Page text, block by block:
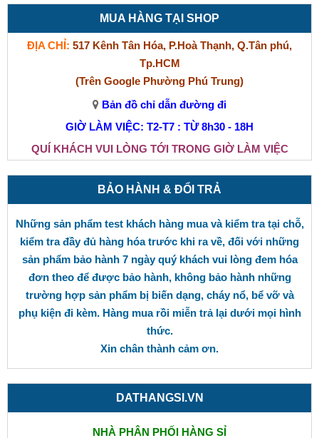
MUA HÀNG TẠI SHOP
ĐỊA CHỈ: 517 Kênh Tân Hóa, P.Hoà Thạnh, Q.Tân phú,
Tp.HCM
(Trên Google Phường Phú Trung)
Bản đồ chỉ dẫn đường đi
GIỜ LÀM VIỆC: T2-T7 : TỪ 8h30 - 18H
QUÍ KHÁCH VUI LÒNG TỚI TRONG GIỜ LÀM VIỆC
BẢO HÀNH & ĐỔI TRẢ
Những sản phẩm test khách hàng mua và kiểm tra tại chỗ,
kiểm tra đầy đủ hàng hóa trước khi ra về, đối với những
sản phẩm bảo hành 7 ngày quý khách vui lòng đem hóa
đơn theo để được bảo hành, không bảo hành những
trường hợp sản phẩm bị biến dạng, cháy nổ, bể vỡ và
phụ kiện đi kèm. Hàng mua rồi miễn trả lại dưới mọi hình
thức.
Xin chân thành cảm ơn.
DATHANGSI.VN
NHÀ PHÂN PHỐI HÀNG SỈ